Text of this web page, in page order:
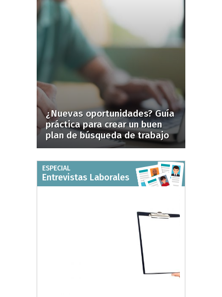
¿Nuevas oportunidades? Guía
práctica para crear un buen
plan de búsqueda de trabajo
ESPECIAL
Entrevistas Laborales